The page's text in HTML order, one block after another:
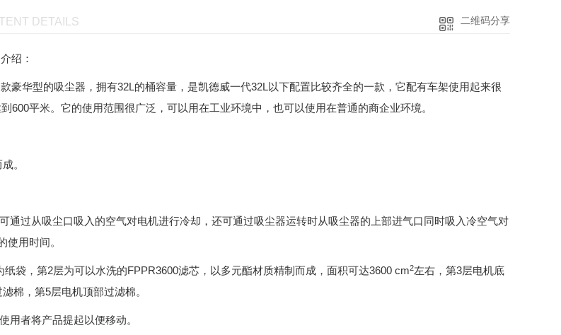
DETAILS 二维码分享
绍：
豪华型的吸尘器，拥有32L的桶容量，是凯德威一代32L以下配置比较齐全的一款，它配有车架使用起来很
600平米。它的使用范围很广泛，可以用在工业环境中，也可以使用在普通的商企业环境。
。
通过从吸尘口吸入的空气对电机进行冷却，还可通过吸尘器运转时从吸尘器的上部进气口同时吸入冷空气对
使用时间。
纸袋，第2层为可以水洗的FPPR3600滤芯，以多元酯材质精制而成，面积可达3600 cm2左右，第3层电机底
棉，第5层电机顶部过滤棉。
用者将产品提起以便移动。